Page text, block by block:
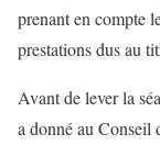
prenant en compte
prestations dus au
Avant de lever la
a donné au Conseil